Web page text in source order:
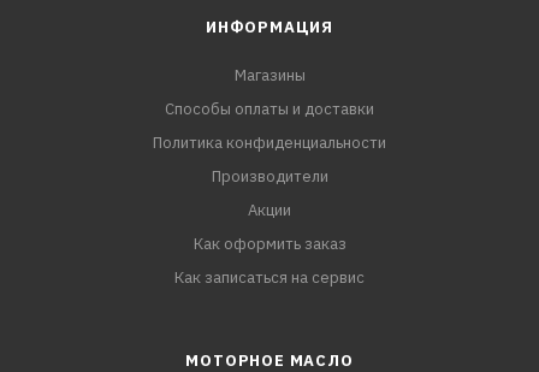
ИНФОРМАЦИЯ
Магазины
Способы оплаты и доставки
Политика конфиденциальности
Производители
Акции
Как оформить заказ
Как записаться на сервис
МОТОРНОЕ МАСЛО